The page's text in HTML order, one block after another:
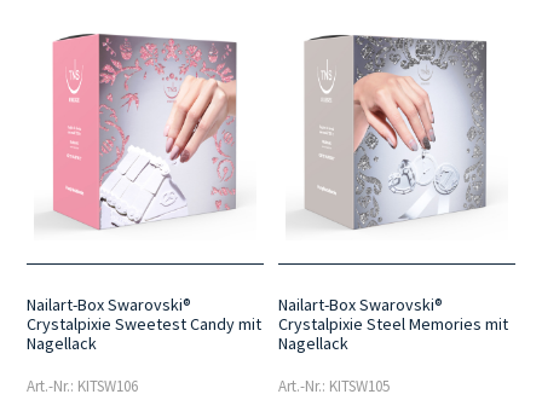
Nailart-Box Swarovski®
Crystalpixie Sweetest Candy mit
Nagellack
Art.-Nr.: KITSW106
Nailart-Box Swarovski®
Crystalpixie Steel Memories mit
Nagellack
Art.-Nr.: KITSW105